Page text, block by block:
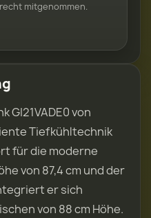
mitgenommen.
GI21VADE0 von
Tiefkühltechnik
für die moderne
von 87,4 cm und der
er sich
von 88 cm Höhe.